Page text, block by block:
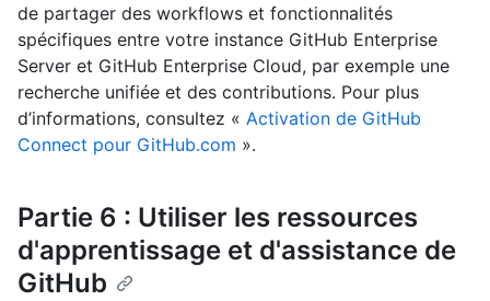
de partager des workflows et fonctionnalités
spécifiques entre votre instance GitHub Enterprise
Server et GitHub Enterprise Cloud, par exemple une
recherche unifiée et des contributions. Pour plus
d’informations, consultez « Activation de GitHub
Connect pour GitHub.com ».
Partie 6 : Utiliser les ressources
d'apprentissage et d'assistance de
GitHub